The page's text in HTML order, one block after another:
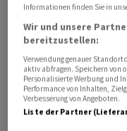
Der Präsident der
sieht einen stabilen
«Die letzten beiden
und die privaten
sensibel auf das
Informationen finden Sie in
Wir und unsere
bereitzustellen:
Verwendung genauer
aktiv abfragen. Speichern von
Personalisierte Werbung und
Performance von Inhalten,
Verbesserung von Angeboten.
Liste der Partner